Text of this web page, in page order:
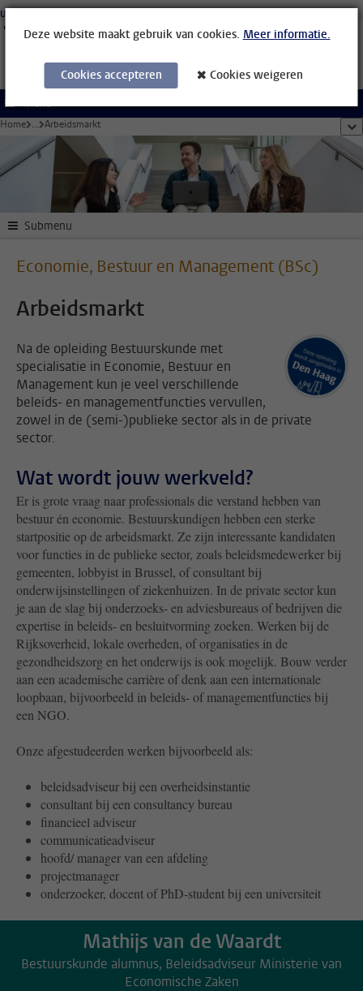
Universiteit Leiden
Menu
Home ... Arbeidsmarkt
Submenu
Economie, Bestuur en Management (BSc)
Arbeidsmarkt
Na de opleiding Bestuurskunde met
specialisatie in Economie, Bestuur en
Management kun je veel verschillende
beleids- en managementfuncties vervullen,
zowel in de (semi-)publieke sector als in de private
sector.
Wat wordt jouw werkveld?
Er is grote vraag naar professionals die verstand hebben van
bestuur én economie. Bestuurskundigen hebben een sterke
startpositie op de arbeidsmarkt. Ze zijn interessante kandidaten
voor functies in de publieke sector, zoals beleidsmedewerker bij
gemeenten, lobbyist in Brussel, of consultant bij
onderwijsinstellingen of ziekenhuizen. In de private sector kun
je aan de slag bij onderzoeks- en adviesbureaus of bedrijven die
expertise in beleids- en besluitvorming zoeken. Werken bij de
Rijksoverheid, lokale overheden, of organisaties in de
gezondheidszorg en het onderwijs is ook mogelijk. Bouw verder
aan een academische carrière of denk aan een internationale
loopbaan, bijvoorbeeld in beleids- of managementfuncties bij
een NGO.
Onze afgestudeerden werken bijvoorbeeld als:
beleidsadviseur bij een overheidsinstantie
consultant bij een consultancy bureau
financieel adviseur
communicatieadviseur
hoofd/ manager van een afdeling
projectmanager
onderzoeker, docent of PhD-student bij een universiteit
Mathijs van de Waardt
Bestuurskunde alumnus, Beleidsadviseur Ministerie van
Economische Zaken
Deze website maakt gebruik van cookies. Meer informatie.
Cookies accepteren Cookies weigeren